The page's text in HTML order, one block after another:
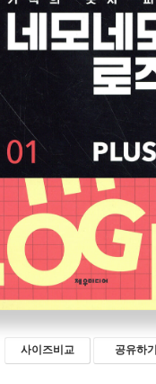
사이즈비교 공유하기